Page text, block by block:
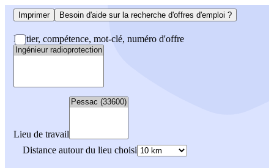
Imprimer Besoin d'aide sur la recherche d'offres d'emploi ?
Métier, compétence, mot-clé, numéro d'offre
Lieu de travail
Distance autour du lieu choisi